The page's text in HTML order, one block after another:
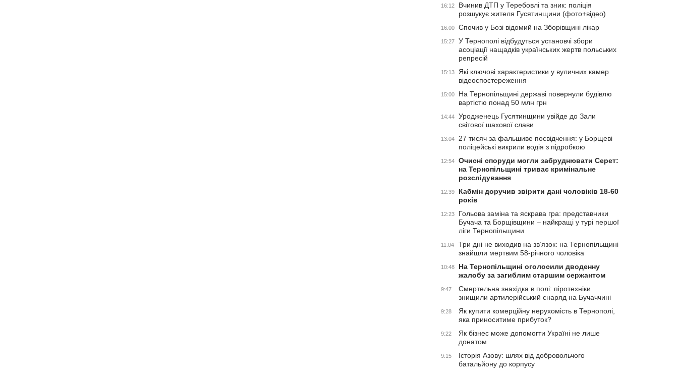
16:12
Вчинив ДТП у Теребовлі та зник: поліція
розшукує жителя Гусятинщини (фото+відео)
16:00 Спочив у Бозі відомий на Зборівщині лікар
15:27
У Тернополі відбудуться установчі збори
асоціації нащадків українських жертв польських
репресій
15:13
Які ключові характеристики у вуличних камер
відеоспостереження
15:00
На Тернопільщині державі повернули будівлю
вартістю понад 50 млн грн
14:44
Уродженець Гусятинщини увійде до Зали
світової шахової слави
13:04
27 тисяч за фальшиве посвідчення: у Борщеві
поліцейські викрили водія з підробкою
12:54
Очисні споруди могли забруднювати Серет:
на Тернопільщині триває кримінальне
розслідування
12:39
Кабмін доручив звірити дані чоловіків 18-60
років
12:23
Гольова заміна та яскрава гра: представники
Бучача та Борщівщини – найкращі у турі першої
ліги Тернопільщини
11:04
Три дні не виходив на зв’язок: на Тернопільщині
знайшли мертвим 58-річного чоловіка
10:48
На Тернопільщині оголосили дводенну
жалобу за загиблим старшим сержантом
9:47
Смертельна знахідка в полі: піротехніки
знищили артилерійський снаряд на Бучаччині
9:28
Як купити комерційну нерухомість в Тернополі,
яка приноситиме прибуток?
9:22
Як бізнес може допомогти Україні не лише
донатом
9:15
Історія Азову: шлях від добровольчого
батальйону до корпусу